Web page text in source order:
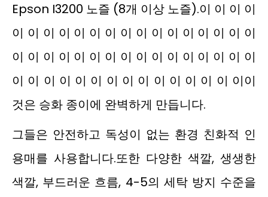
Epson I3200 노즐 (8개 이상 노즐).이 이 이 이
이 이 이 이 이 이 이 이 이 이 이 이 이 이 이 이
이 이 이 이 이 이 이 이 이 이 이 이 이 이 이 이
이 이 이 이 이 이 이 이 이 이 이 이 이 이 이이
것은 승화 종이에 완벽하게 만듭니다.
그들은 안전하고 독성이 없는 환경 친화적 인
용매를 사용합니다.또한 다양한 색깔, 생생한
색깔, 부드러운 흐름, 4-5의 세탁 방지 수준을